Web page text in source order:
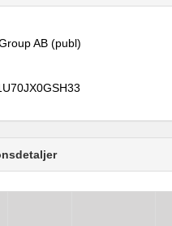
AB (publ)